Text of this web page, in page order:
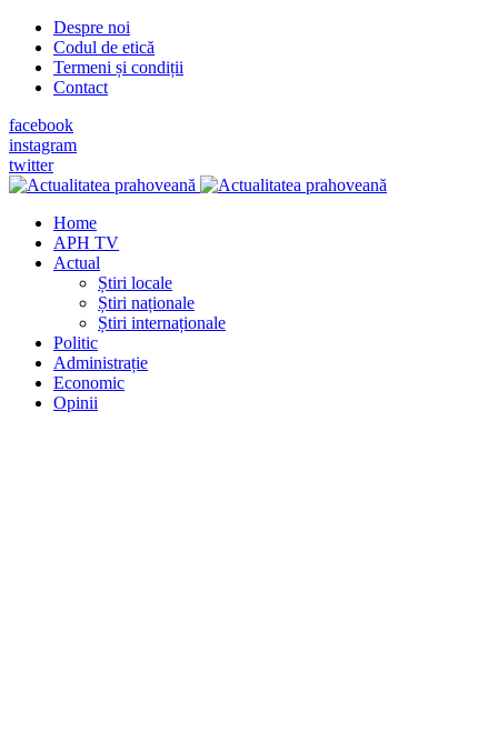
Despre noi
Codul de etică
Termeni și condiții
Contact
facebook
instagram
twitter
Home
APH TV
Actual
Știri locale
Știri naționale
Știri internaționale
Politic
Administrație
Economic
Opinii